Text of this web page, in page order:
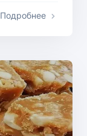
Подробнее